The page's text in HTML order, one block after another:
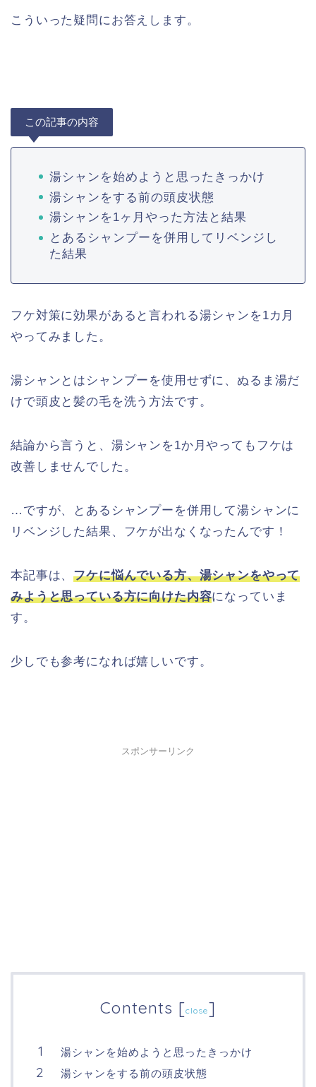
こういった疑問にお答えします。
この記事の内容
湯シャンを始めようと思ったきっかけ
湯シャンをする前の頭皮状態
湯シャンを1ヶ月やった方法と結果
とあるシャンプーを併用してリベンジし
た結果
フケ対策に効果があると言われる湯シャンを1カ月
やってみました。
湯シャンとはシャンプーを使用せずに、ぬるま湯だ
けで頭皮と髪の毛を洗う方法です。
結論から言うと、湯シャンを1か月やってもフケは
改善しませんでした。
…ですが、とあるシャンプーを併用して湯シャンに
リベンジした結果、フケが出なくなったんです！
本記事は、フケに悩んでいる方、湯シャンをやって
みようと思っている方に向けた内容になっていま
す。
少しでも参考になれば嬉しいです。
スポンサーリンク
Contents [close]
湯シャンを始めようと思ったきっかけ
湯シャンをする前の頭皮状態